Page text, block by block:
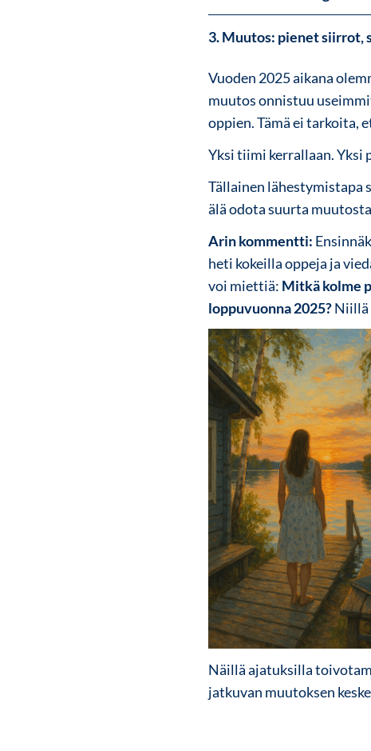
3. Muutos: pienet siirrot,
Vuoden 2025 aikana
muutos onnistuu
oppien. Tämä ei tarkoita,
Yksi tiimi kerrallaan. Yksi
Tällainen lähestymistapa
älä odota suurta
Arin kommentti:
heti kokeilla oppeja ja
voi miettiä: Mitkä kolme
loppuvuonna 2025?Niillä
Näillä ajatuksilla
jatkuvan muutoksen